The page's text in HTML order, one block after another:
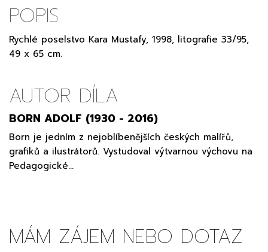
POPIS
Rychlé poselstvo Kara Mustafy, 1998, litografie 33/95,
49 x 65 cm.
AUTOR DÍLA
BORN ADOLF (1930 - 2016)
Born je jedním z nejoblíbenějších českých malířů,
grafiků a ilustrátorů. Vystudoval výtvarnou výchovu na
Pedagogické…
MÁM ZÁJEM NEBO DOTAZ